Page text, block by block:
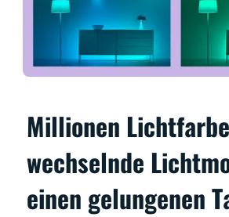
Millionen
wechselnde
einen gelungenen